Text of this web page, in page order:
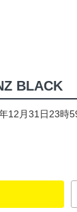
BLACK
12月31日23時